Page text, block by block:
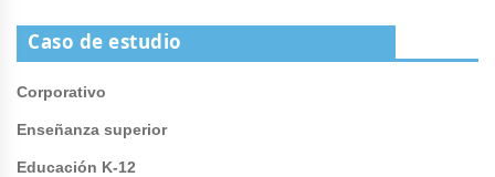
Caso de estudio
Corporativo
Enseñanza superior
Educación K-12